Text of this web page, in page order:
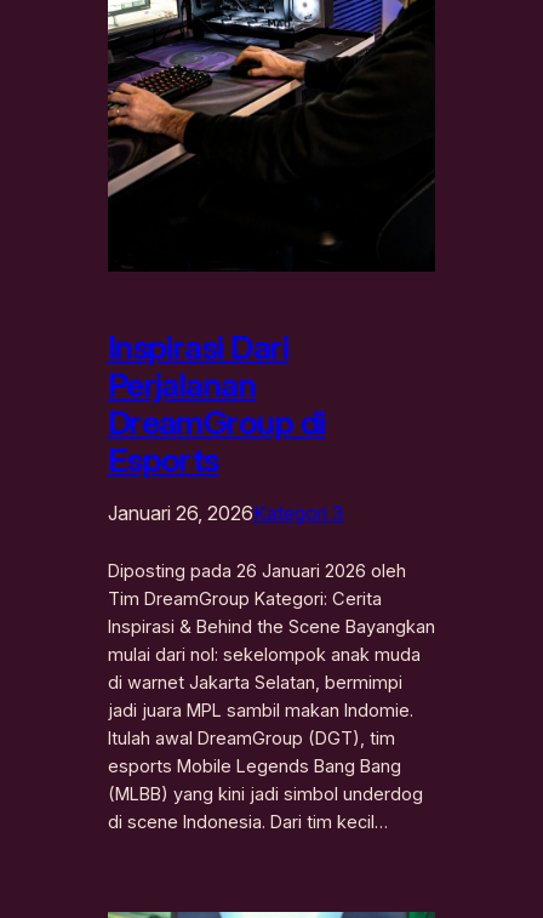
Inspirasi Dari
Perjalanan
DreamGroup di
Esports
Januari 26, 2026Kategori 3
Diposting pada 26 Januari 2026 oleh
Tim DreamGroup Kategori: Cerita
Inspirasi & Behind the Scene Bayangkan
mulai dari nol: sekelompok anak muda
di warnet Jakarta Selatan, bermimpi
jadi juara MPL sambil makan Indomie.
Itulah awal DreamGroup (DGT), tim
esports Mobile Legends Bang Bang
(MLBB) yang kini jadi simbol underdog
di scene Indonesia. Dari tim kecil…